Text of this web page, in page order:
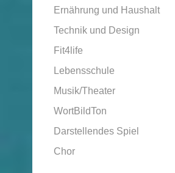
Ernährung und Haushalt
Technik und Design
Fit4life
Lebensschule
Musik/Theater
WortBildTon
Darstellendes Spiel
Chor